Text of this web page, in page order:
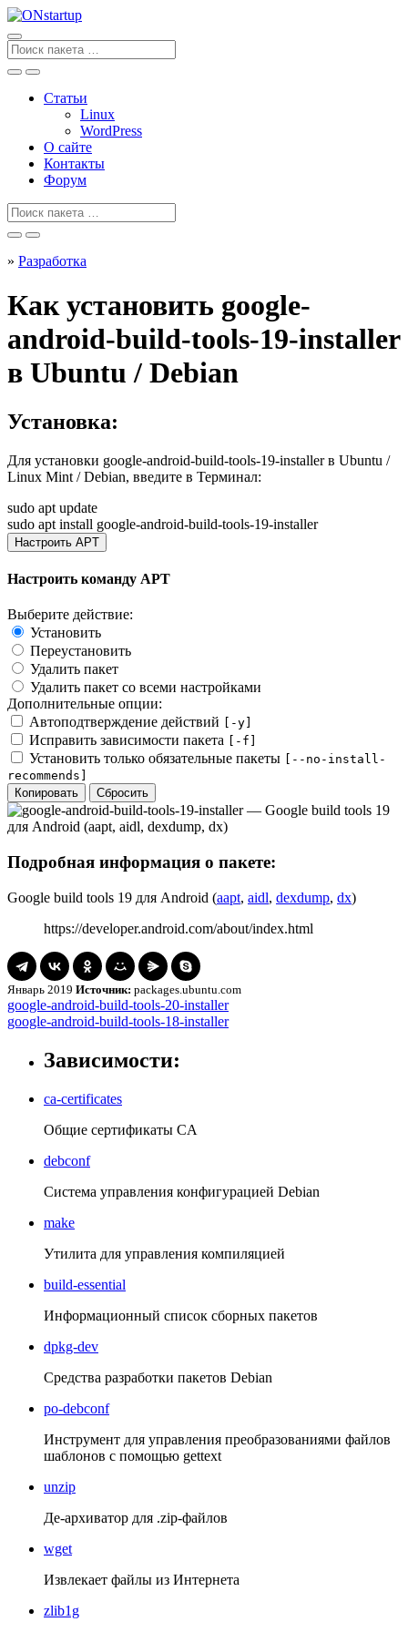
Перейти
к
содержанию
Поиск
для
Статьи
Linux
WordPress
О сайте
Контакты
Форум
Поиск
» Разработка
Как установить google-
android-build-tools-19-installer
в Ubuntu / Debian
Установка:
Для установки google-android-build-tools-19-installerв Ubuntu /
Linux Mint / Debian, введите в Терминал:
sudo apt update
sudo apt install google-android-build-tools-19-installer
Настроить APT
Настроить команду APT
Выберите действие:
Установить
Переустановить
Удалить пакет
Удалить пакет со всеми настройками
Дополнительные опции:
Автоподтверждение действий
[-y]
Исправить зависимости пакета [-f]
Установить только обязательные пакеты
[--no-install-
recommends]
Копировать
Сбросить
Подробная информация о пакете:
Google build tools 19 для Android (aapt, aidl, dexdump, dx)
https://developer.android.com/about/index.html
Январь 2019 Источник: packages.ubuntu.com
Навигация
по
записям
google-
android-
google-android-build-tools-20-installer
google-
tools-
installer
google-android-build-tools-18-installer
Зависимости:
ca-certificates
Общие сертификаты CA
debconf
Система управления конфигурацией Debian
make
Утилита для управления компиляцией
build-essential
Информационный список сборных пакетов
dpkg-dev
Средства разработки пакетов Debian
po-debconf
Инструмент для управления преобразованиями файлов
шаблонов с помощью gettext
unzip
Де-архиватор для .zip-файлов
wget
Извлекает файлы из Интернета
zlib1g